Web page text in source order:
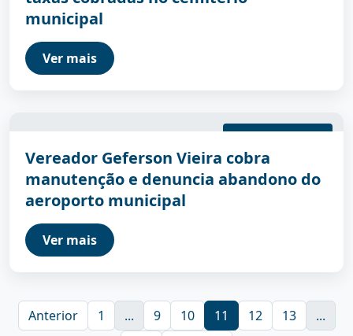
municipal
Ver mais
29/04/2026 15:41:00
Vereador Geferson Vieira cobra
manutenção e denuncia abandono do
aeroporto municipal
Ver mais
Anterior 1 ... 9 10 11 12 13
...